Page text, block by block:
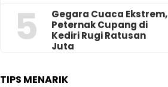
5
‎Gegara Cuaca Ekstrem,
Peternak Cupang di
Kediri Rugi Ratusan
Juta
TIPS MENARIK